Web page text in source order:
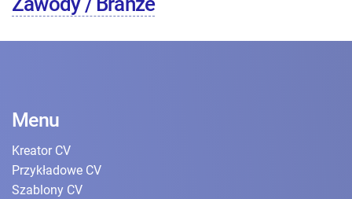
Menu
Kreator CV
Przykładowe CV
Szablony CV